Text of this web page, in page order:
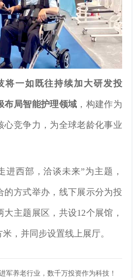
将一如既往持续加大研发投
布局智能护理领域 ，构建作为
心竞争力，为全球老龄化事业
进西部，洽谈未来”为主题，
的方式举办，线下展示分为投
主题展区，共设12个展馆，
，并同步设置线上展厅。
军养老行业，数千万投资作为科技！